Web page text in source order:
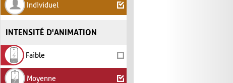
Individuel
INTENSITÉ D'ANIMATION
Faible
Moyenne